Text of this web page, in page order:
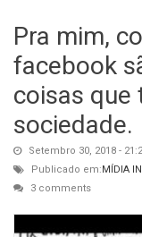
Pra mim,
facebook
coisas que
sociedade.
Setembro 30, 2018 -
Publicado em:MÍDIA
3 comments